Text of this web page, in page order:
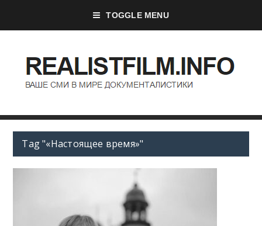
TOGGLE MENU
Tag "«Настоящее время»"